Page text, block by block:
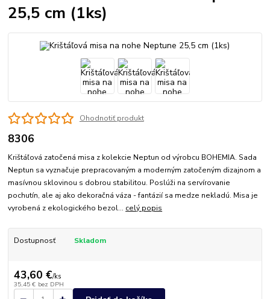
25,5 cm (1ks)
Ohodnotiť produkt
8306
Krištáľová zatočená misa z kolekcie Neptun od výrobcu BOHEMIA. Sada
Neptun sa vyznačuje prepracovaným a moderným zatočeným dizajnom a
masívnou sklovinou s dobrou stabilitou. Poslúži na servírovanie
pochutín, ale aj ako dekoračná váza - fantázií sa medze nekladú. Misa je
vyrobená z ekologického bezol... celý popis
Dostupnosť Skladom
43,60 €/ks
35,45 € bez DPH